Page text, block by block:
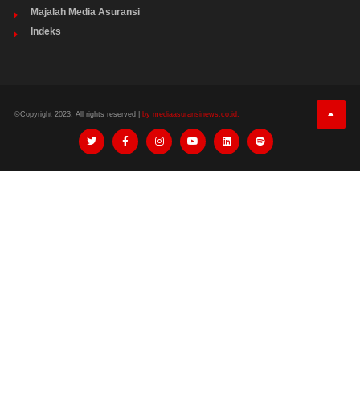
Majalah Media Asuransi
Indeks
©Copyright 2023. All rights reserved | by mediaasuransinews.co.id.